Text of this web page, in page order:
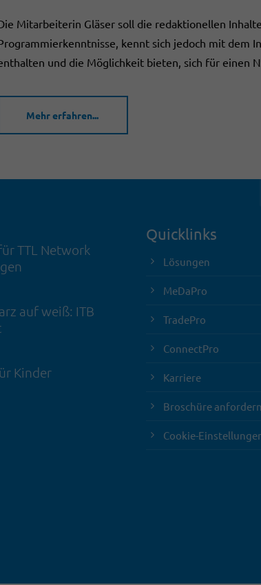
Mitarbeiterin Gläser soll die redaktionellen
kennt sich jedoch mit dem
und die Möglichkeit bieten, sich für einen
Mehr erfahren...
TTL Network
auf weiß: ITB
Kinder
Quicklinks
Lösungen
MeDaPro
TradePro
ConnectPro
Karriere
Broschüre anfordern
Cookie-